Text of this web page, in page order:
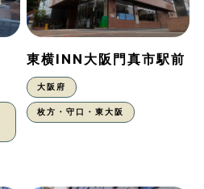
東横INN大阪門真市駅前
大阪府
枚方・守口・東大阪